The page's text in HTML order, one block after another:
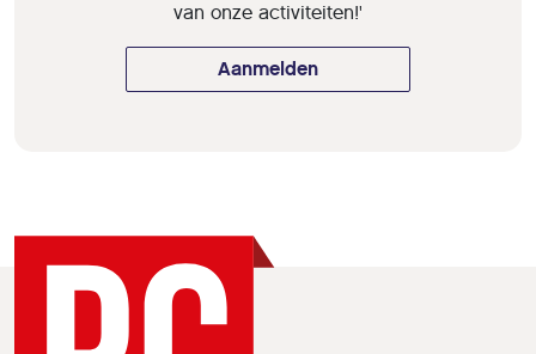
van onze activiteiten!'
Aanmelden